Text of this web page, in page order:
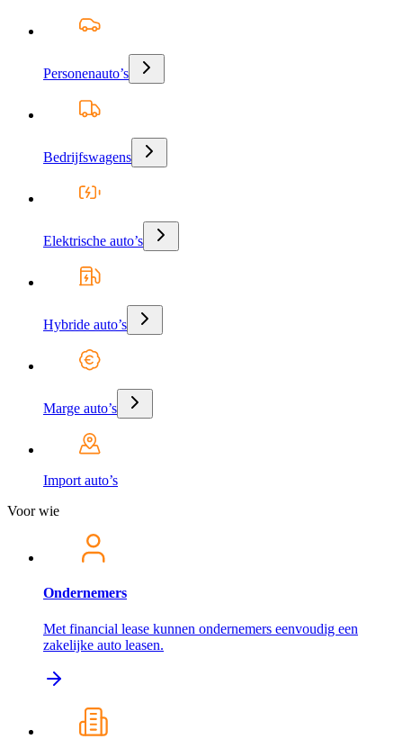
Personenauto’s
Bedrijfswagens
Elektrische auto’s
Hybride auto’s
Marge auto’s
Import auto’s
Voor wie
Ondernemers
Met financial lease kunnen ondernemers eenvoudig een
zakelijke auto leasen.